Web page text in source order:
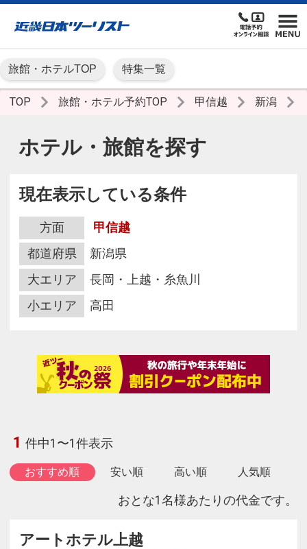
旅館・ホテルTOP 特集一覧
TOP 旅館・ホテル予約TOP 甲信越 新潟
ホテル・旅館を探す
現在表示している条件
方面
甲信越
都道府県
新潟県
大エリア
長岡・上越・糸魚川
小エリア
高田
1 件中1〜1件表示
おすすめ順 安い順 高い順 人気順
おとな1名様あたりの代金です。
アートホテル上越